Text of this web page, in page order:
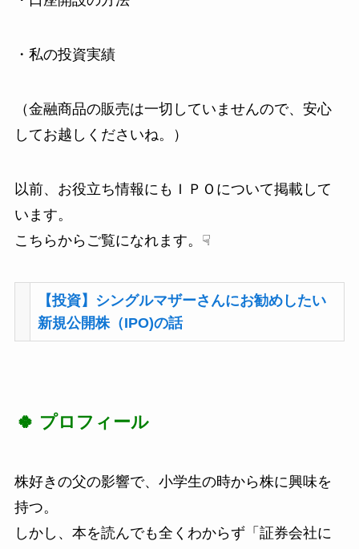
・私の投資実績
（金融商品の販売は一切していませんので、安心
してお越しくださいね。）
以前、お役立ち情報にもＩＰＯについて掲載して
います。
こちらからご覧になれます。☟
【投資】シングルマザーさんにお勧めしたい
新規公開株（IPO)の話
🍀 プロフィール
株好きの父の影響で、小学生の時から株に興味を
持つ。
しかし、本を読んでも全くわからず「証券会社に